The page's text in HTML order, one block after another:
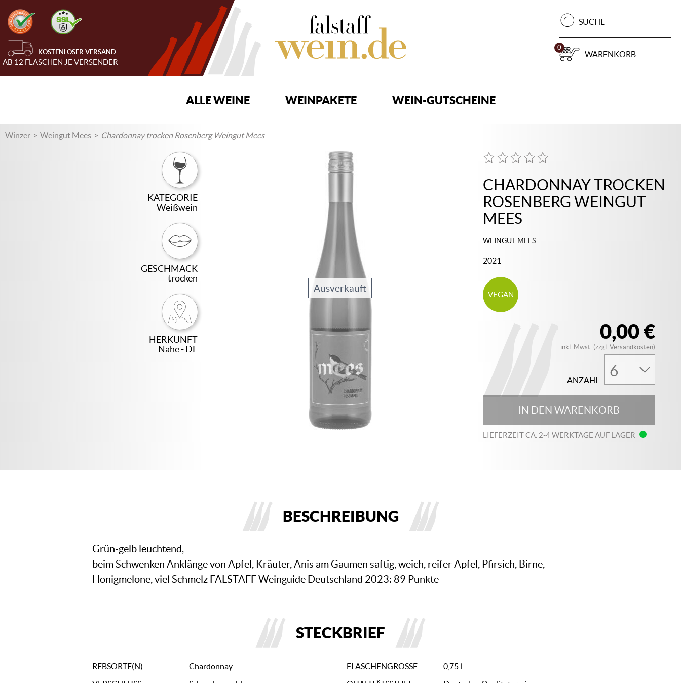
KOSTENLOSER VERSAND
AB 12 FLASCHEN JE VERSENDER
SUCHE
0
WARENKORB
ALLE WEINE WEINPAKETE WEIN-GUTSCHEINE
Winzer Weingut Mees Chardonnay trocken Rosenberg Weingut Mees
KATEGORIE
Weißwein
GESCHMACK
trocken
HERKUNFT
Nahe - DE
Ausverkauft
CHARDONNAY TROCKEN
ROSENBERG WEINGUT
MEES
WEINGUT MEES
2021
VEGAN
0,00 €
inkl. Mwst. (zzgl. Versandkosten)
ANZAHL
IN DEN WARENKORB
LIEFERZEIT CA. 2-4 WERKTAGE AUF LAGER
BESCHREIBUNG
Grün-gelb leuchtend,
beim Schwenken Anklänge von Apfel, Kräuter, Anis am Gaumen saftig, weich, reifer Apfel, Pfirsich, Birne,
Honigmelone, viel Schmelz FALSTAFF Weinguide Deutschland 2023: 89 Punkte
STECKBRIEF
REBSORTE(N) Chardonnay FLASCHENGRÖSSE
0,75 l